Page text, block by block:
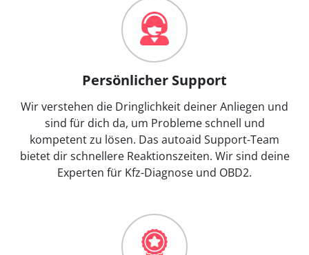
Persönlicher Support
Wir verstehen die Dringlichkeit deiner Anliegen und
sind für dich da, um Probleme schnell und
kompetent zu lösen. Das autoaid Support-Team
bietet dir schnellere Reaktionszeiten. Wir sind deine
Experten für Kfz-Diagnose und OBD2.